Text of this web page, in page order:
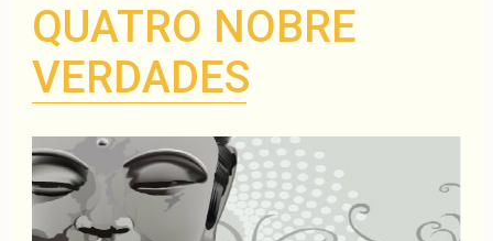
QUATRO NOBRE
VERDADES